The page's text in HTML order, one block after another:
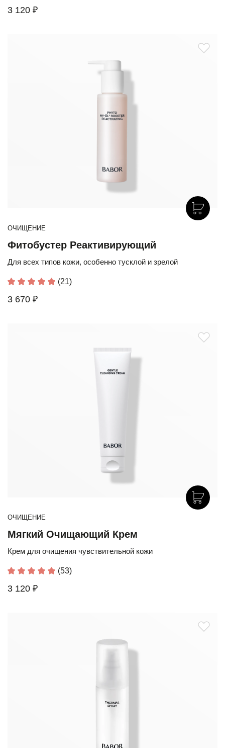
3 120 ₽
ОЧИЩЕНИЕ
Фитобустер Реактивирующий
Для всех типов кожи, особенно тусклой и зрелой
(21)
3 670 ₽
ОЧИЩЕНИЕ
Мягкий Очищающий Крем
Крем для очищения чувствительной кожи
(53)
3 120 ₽